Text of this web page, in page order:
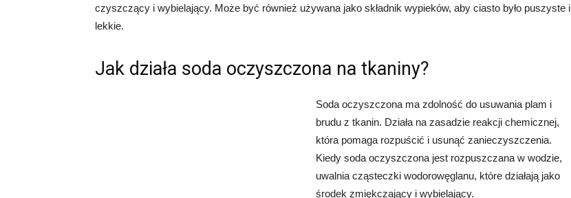
czyszczący i wybielający. Może być również używana jako składnik wypieków, aby ciasto było puszyste i
lekkie.
Jak działa soda oczyszczona na tkaniny?
Soda oczyszczona ma zdolność do usuwania plam i
brudu z tkanin. Działa na zasadzie reakcji chemicznej,
która pomaga rozpuścić i usunąć zanieczyszczenia.
Kiedy soda oczyszczona jest rozpuszczana w wodzie,
uwalnia cząsteczki wodorowęglanu, które działają jako
środek zmiękczający i wybielający.